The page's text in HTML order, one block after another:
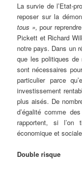
La survie de l’Etat-
reposer sur la
tous », pour
Pickett et Richard
notre pays. Dans un
que les politiques de
sont nécessaires
particulier parce
investissement
plus aisés. De
d’égalité comme
rapportent, si l’on
économique et
Double risque